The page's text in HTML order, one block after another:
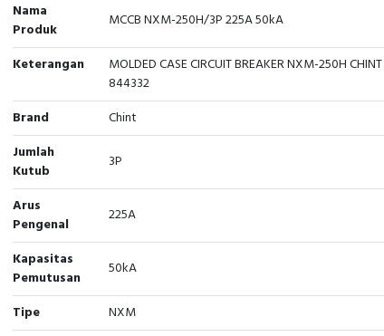
Nama
Produk
MCCB NXM-250H/3P 225A 50kA
Keterangan
MOLDED CASE CIRCUIT BREAKER NXM-250H
844332
Brand
Chint
Jumlah
Kutub
3P
Arus
Pengenal
225A
Kapasitas
Pemutusan
50kA
Tipe
NXM